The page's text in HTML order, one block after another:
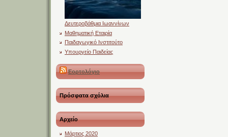
Δευτεροβάθμια Ιωαννίνων
Μαθηματική Εταιρία
Παιδαγωγικό Ινστιτούτο
Υπουργείο Παιδείας
Εορτολόγιο
Πρόσφατα σχόλια
Αρχείο
Μάρτιος 2020